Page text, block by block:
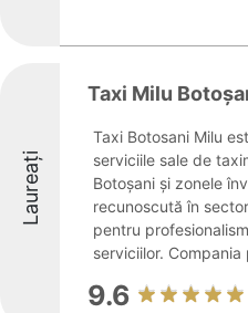
Laureați
Taxi Milu
Taxi Botosani Milu
serviciile sale de
Botoșani și zonele
recunoscută în
pentru
serviciilor.
9.6